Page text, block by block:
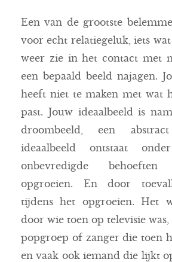
Een van de grootste
voor echt relatiegeluk, iets
weer zie in het contact met
een bepaald beeld najagen.
heeft niet te maken met wat
past. Jouw ideaalbeeld is
droombeeld, een
ideaalbeeld ontstaat
onbevredigde
opgroeien. En door
tijdens het opgroeien. Het
door wie toen op televisie was,
popgroep of zanger die toen
en vaak ook iemand die lijkt